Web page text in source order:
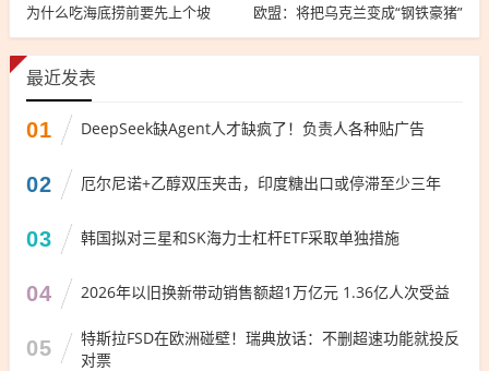
为什么吃海底捞前要先上个坡 欧盟：将把乌克兰变成“钢铁豪猪”
最近发表
01 DeepSeek缺Agent人才缺疯了！负责人各种贴广告
02 厄尔尼诺+乙醇双压夹击，印度糖出口或停滞至少三年
03 韩国拟对三星和SK海力士杠杆ETF采取单独措施
04 2026年以旧换新带动销售额超1万亿元 1.36亿人次受益
05
特斯拉FSD在欧洲碰壁！瑞典放话：不删超速功能就投反
对票